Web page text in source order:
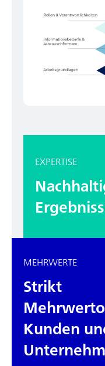
EXPERTISE
MEHRWERTE
Strikt
Kunden